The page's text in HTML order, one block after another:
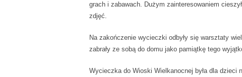
grach i zabawach. Dużym zainteresowaniem
zdjęć.
Na zakończenie wycieczki odbyły się warsztaty
zabrały ze sobą do domu jako pamiątkę tego
Wycieczka do Wioski Wielkanocnej była dla dzieci